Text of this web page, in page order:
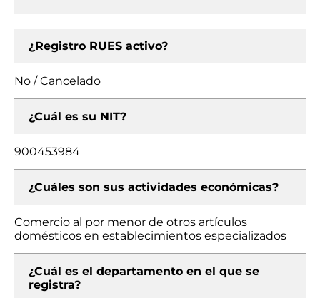
¿Registro RUES activo?
No / Cancelado
¿Cuál es su NIT?
900453984
¿Cuáles son sus actividades económicas?
Comercio al por menor de otros artículos
domésticos en establecimientos especializados
¿Cuál es el departamento en el que se
registra?